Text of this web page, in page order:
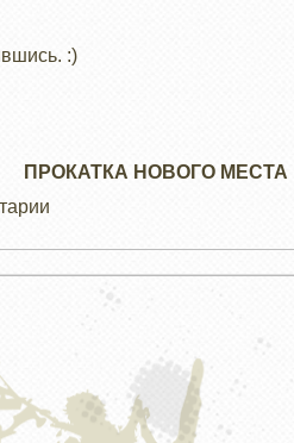
:)
ПРОКАТКА НОВОГО МЕСТА